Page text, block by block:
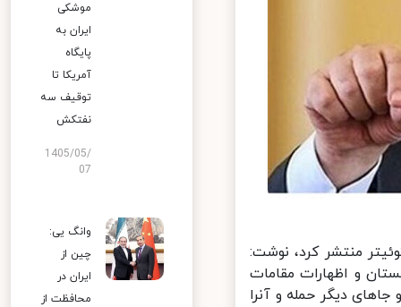
منتشر کرد، نوشت:
و اظهارات مقامات
دیگر حمله و آنرا
موشکی
ایران به
پایگاه
آمریکا تا
توقیف سه
نفتکش
1405/05/
07
وانگ یی:
چین از
ایران در
محافظت از